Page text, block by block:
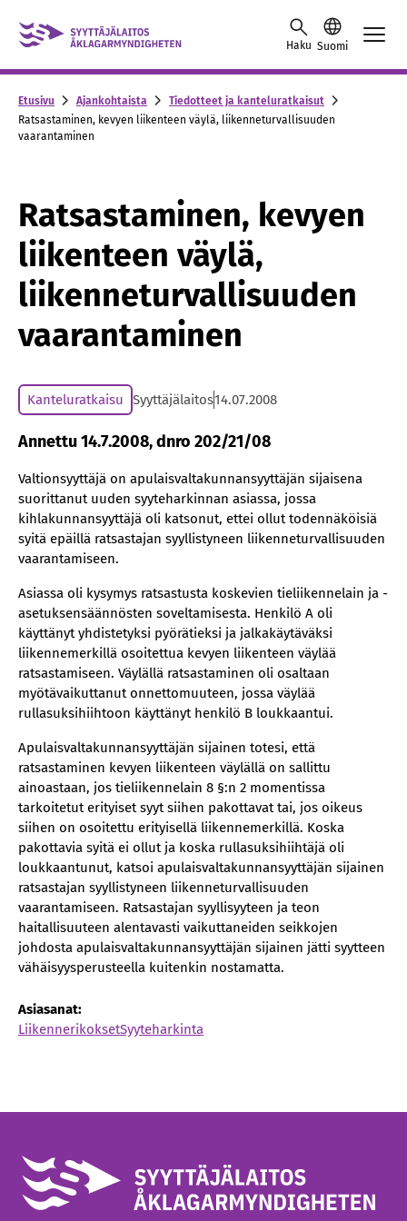
Skip to content -saavutettavuusohje
Haku Suomi
Etusivu Ajankohtaista
Tiedotteet ja kanteluratkaisut
Ratsastaminen, kevyen liikenteen väylä, liikenneturvallisuuden
vaarantaminen
Ratsastaminen, kevyen
liikenteen väylä,
liikenneturvallisuuden
vaarantaminen
Kanteluratkaisu Syyttäjälaitos14.07.2008
Annettu 14.7.2008, dnro 202/21/08
Valtionsyyttäjä on apulaisvaltakunnansyyttäjän sijaisena
suorittanut uuden syyteharkinnan asiassa, jossa
kihlakunnansyyttäjä oli katsonut, ettei ollut todennäköisiä
syitä epäillä ratsastajan syyllistyneen liikenneturvallisuuden
vaarantamiseen.
Asiassa oli kysymys ratsastusta koskevien tieliikennelain ja -
asetuksensäännösten soveltamisesta. Henkilö A oli
käyttänyt yhdistetyksi pyörätieksi ja jalkakäytäväksi
liikennemerkillä osoitettua kevyen liikenteen väylää
ratsastamiseen. Väylällä ratsastaminen oli osaltaan
myötävaikuttanut onnettomuuteen, jossa väylää
rullasuksihiihtoon käyttänyt henkilö B loukkaantui.
Apulaisvaltakunnansyyttäjän sijainen totesi, että
ratsastaminen kevyen liikenteen väylällä on sallittu
ainoastaan, jos tieliikennelain 8 §:n 2 momentissa
tarkoitetut erityiset syyt siihen pakottavat tai, jos oikeus
siihen on osoitettu erityisellä liikennemerkillä. Koska
pakottavia syitä ei ollut ja koska rullasuksihiihtäjä oli
loukkaantunut, katsoi apulaisvaltakunnansyyttäjän sijainen
ratsastajan syyllistyneen liikenneturvallisuuden
vaarantamiseen. Ratsastajan syyllisyyteen ja teon
haitallisuuteen alentavasti vaikuttaneiden seikkojen
johdosta apulaisvaltakunnansyyttäjän sijainen jätti syytteen
vähäisyysperusteella kuitenkin nostamatta.
Asiasanat:
LiikennerikoksetSyyteharkinta